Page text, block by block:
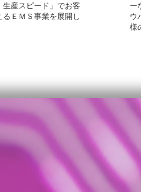
生産スピード」でお客
ＥＭＳ事業を展開し
ー
ウ
様